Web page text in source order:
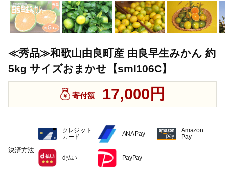
≪秀品≫和歌山由良町産 由良早生みかん 約
5kg サイズおまかせ【sml106C】
寄付額 17,000円
決済方法
クレジット
カード
ANA Pay
Amazon
Pay
d払い PayPay